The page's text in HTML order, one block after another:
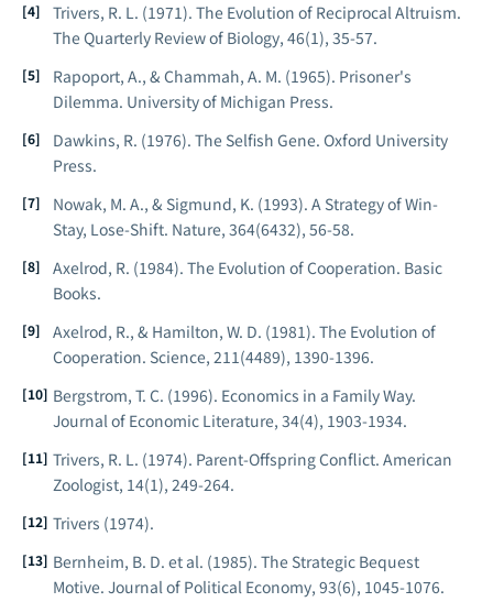
Trivers, R. L. (1971). The Evolution of Reciprocal Altruism.
The Quarterly Review of Biology, 46(1), 35-57.
Rapoport, A., & Chammah, A. M. (1965). Prisoner's
Dilemma. University of Michigan Press.
Dawkins, R. (1976). The Selfish Gene. Oxford University
Press.
Nowak, M. A., & Sigmund, K. (1993). A Strategy of Win-
Stay, Lose-Shift. Nature, 364(6432), 56-58.
Axelrod, R. (1984). The Evolution of Cooperation. Basic
Books.
Axelrod, R., & Hamilton, W. D. (1981). The Evolution of
Cooperation. Science, 211(4489), 1390-1396.
Bergstrom, T. C. (1996). Economics in a Family Way.
Journal of Economic Literature, 34(4), 1903-1934.
Trivers, R. L. (1974). Parent-Offspring Conflict. American
Zoologist, 14(1), 249-264.
Trivers (1974).
Bernheim, B. D. et al. (1985). The Strategic Bequest
Motive. Journal of Political Economy, 93(6), 1045-1076.